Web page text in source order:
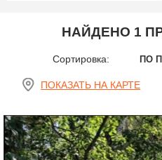
НАЙДЕНО 1
Сортировка:
ПОКАЗАТЬ НА КАРТЕ